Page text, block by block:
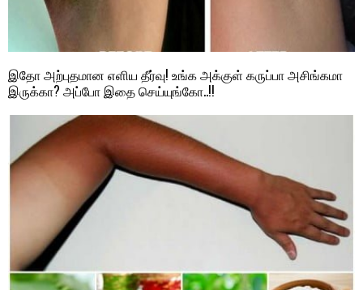
இதோ அற்புதமான எளிய தீர்வு! உங்க அக்குள் கருப்பா அசிங்கமா
இருக்கா? அப்போ இதை செய்யுங்கோ..!!